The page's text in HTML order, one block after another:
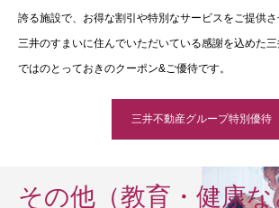
誇る施設で、お得な割引や特別なサービスをご提供さ
三井のすまいに住んでいただいている感謝を込めた
ではのとっておきのクーポン&ご優待です。
三井不動産グループ特別優待
その他（教育・健康